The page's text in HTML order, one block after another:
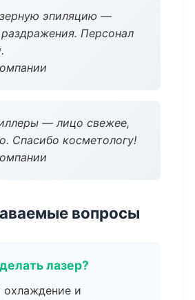
эпиляцию —
раздражения. Персонал
— лицо свежее,
Спасибо косметологу!
вопросы
лазер?
охлаждение и